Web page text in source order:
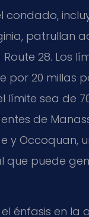
condado,
patrullan
28. Los
por 20
límite sea de
de
y
que puede
énfasis en